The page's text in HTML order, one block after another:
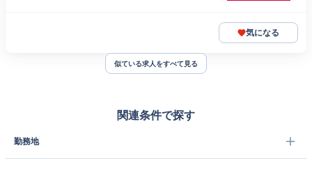
気になる
似ている求人をすべて見る
関連条件で探す
勤務地